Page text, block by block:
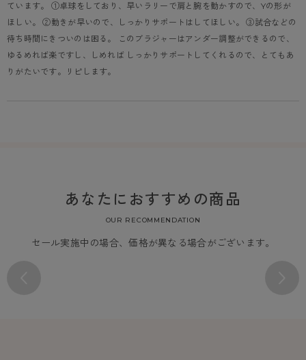
ています。 ①卓球をしており、早いラリーで肩と腕を動かすので、Yの形が
ほしい。 ②動きが早いので、しっかりサポートはしてほしい。 ③試合などの
待ち時間にきついのは困る。 このブラジャーはアンダー調整ができるので、
ゆるめれば楽ですし、しめれば しっかりサポートしてくれるので、とてもあ
りがたいです。リピします。
あなたにおすすめの商品
OUR RECOMMENDATION
セール実施中の場合、価格が異なる場合がございます。